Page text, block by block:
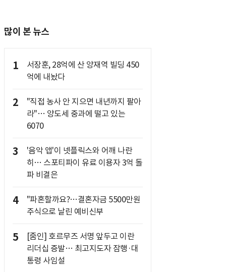
많이 본 뉴스
1
서장훈, 28억에 산 양재역 빌딩 450
억에 내놨다
2
"직접 농사 안 지으면 내년까지 팔아
라"… 양도세 중과에 떨고 있는
6070
3
'음악 앱'이 넷플릭스와 어깨 나란
히… 스포티파이 유료 이용자 3억 돌
파 비결은
4
"파혼할까요?…결혼자금 5500만원
주식으로 날린 예비신부
5
[줌인] 호르무즈 서명 앞두고 이란
리더십 증발… 최고지도자 잠행·대
통령 사임설